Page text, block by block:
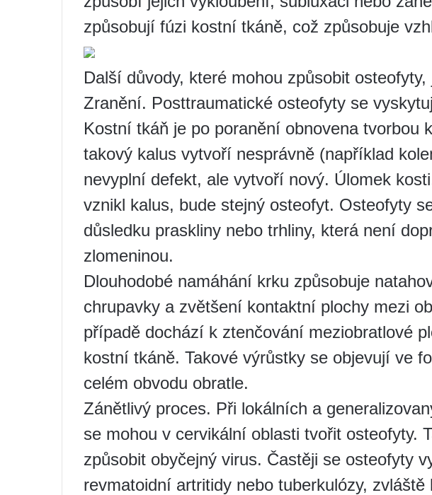
způsobují fúzi kostní tkáně, což způsobuje
Další důvody, které mohou způsobit osteofyty,
Zranění. Posttraumatické osteofyty se
Kostní tkáň je po poranění obnovena tvorbou
takový kalus vytvoří nesprávně (například
nevyplní defekt, ale vytvoří nový. Úlomek
vznikl kalus, bude stejný osteofyt. Osteofyty
důsledku praskliny nebo trhliny, která není
zlomeninou.
Dlouhodobé namáhání krku způsobuje
chrupavky a zvětšení kontaktní plochy mezi
případě dochází k ztenčování meziobratlové
kostní tkáně. Takové výrůstky se objevují ve
celém obvodu obratle.
Zánětlivý proces. Při lokálních a
se mohou v cervikální oblasti tvořit osteofyty.
způsobit obyčejný virus. Častěji se osteofyty
revmatoidní artritidy nebo tuberkulózy, zvláště